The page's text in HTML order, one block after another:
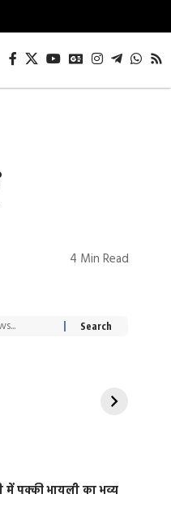
4 Min Read
रोज एक कच्चे लहसुन
में पक्की भायली का भव्य